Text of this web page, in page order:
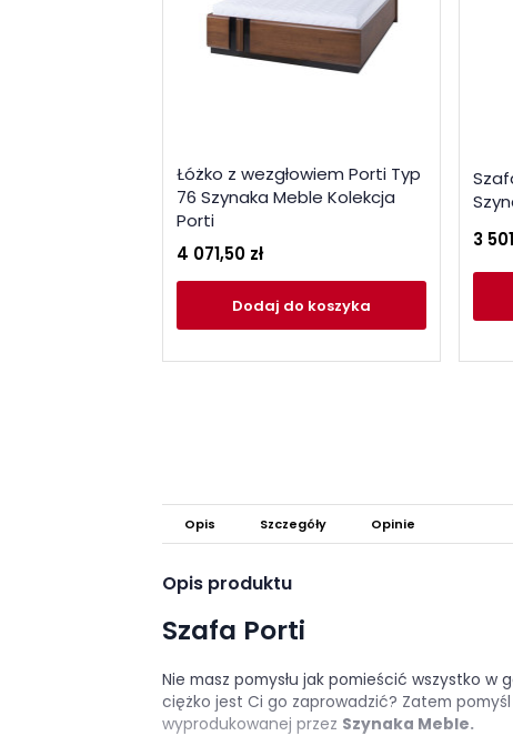
Łóżko z wezgłowiem Porti Typ
76 Szynaka Meble Kolekcja
Porti
4 071,50 zł
Dodaj do koszyka
3
Opis Szczegóły Opinie
Opis produktu
Szafa Porti
Nie masz pomysłu jak pomieścić wszystko w
ciężko jest Ci go zaprowadzić? Zatem
wyprodukowanej przez Szynaka Meble.